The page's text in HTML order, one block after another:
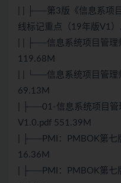
| | ├──第3版《信息系项
线标记重点（19年版V1
| | ├──信息系统项目管
119.68M
| | └──信息系统项目管
69.13M
| ├──01-信息系统项目管
V1.0.pdf 551.39M
| ├──PMI：PMBOK第七
16.36M
| ├──PMI：PMBOK第七